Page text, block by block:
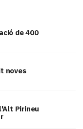
de 400
noves
Pirineu